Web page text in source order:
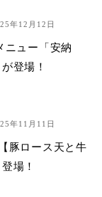
年12月12日
ニュー「安納
登場！
年11月11日
豚ロース天と牛
場！